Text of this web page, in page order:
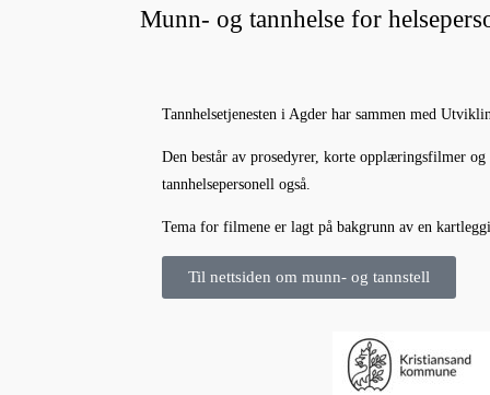
Munn- og tannhelse for
Tannhelsetjenesten i Agder har sammen med
Den består av prosedyrer, korte opplæringsfilmer
tannhelsepersonell også.
Tema for filmene er lagt på bakgrunn av en
Til nettsiden om munn- og tannstell